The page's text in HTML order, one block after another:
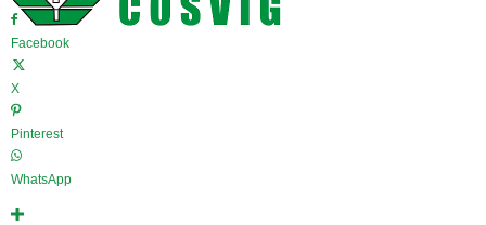
Facebook
X
Pinterest
WhatsApp